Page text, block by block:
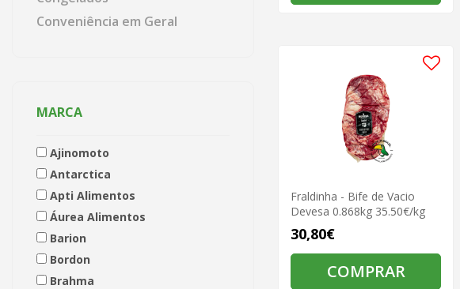
Conveniência em Geral
MARCA
Ajinomoto
Antarctica
Apti Alimentos
Áurea Alimentos
Barion
Bordon
Brahma
Fraldinha - Bife de Vacio
Devesa 0.868kg 35.50€/kg
30,80€
COMPRAR